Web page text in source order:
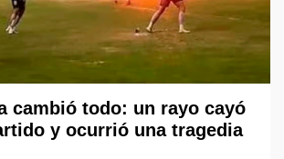
cambió todo: un rayo cayó
y ocurrió una tragedia